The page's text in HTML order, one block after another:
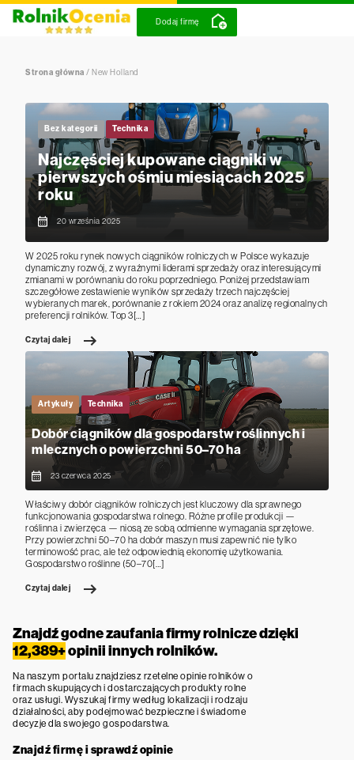
Dodaj firmę
Strona główna / New Holland
Bez kategorii Technika
Najczęściej kupowane ciągniki w
pierwszych ośmiu miesiącach 2025
roku
20 września 2025
W 2025 roku rynek nowych ciągników rolniczych w Polsce wykazuje
dynamiczny rozwój, z wyraźnymi liderami sprzedaży oraz interesującymi
zmianami w porównaniu do roku poprzedniego. Poniżej przedstawiam
szczegółowe zestawienie wyników sprzedaży trzech najczęściej
wybieranych marek, porównanie z rokiem 2024 oraz analizę regionalnych
preferencji rolników. Top 3[…]
Czytaj dalej
Artykuły Technika
Dobór ciągników dla gospodarstw roślinnych i
mlecznych o powierzchni 50–70 ha
23 czerwca 2025
Właściwy dobór ciągników rolniczych jest kluczowy dla sprawnego
funkcjonowania gospodarstwa rolnego. Różne profile produkcji —
roślinna i zwierzęca — niosą ze sobą odmienne wymagania sprzętowe.
Przy powierzchni 50–70 ha dobór maszyn musi zapewnić nie tylko
terminowość prac, ale też odpowiednią ekonomię użytkowania.
Gospodarstwo roślinne (50–70[…]
Czytaj dalej
Znajdź godne zaufania firmy rolnicze dzięki
12,389+opinii innych rolników.
Na naszym portalu znajdziesz rzetelne opinie rolników o
firmach skupujących i dostarczających produkty rolne
oraz usługi. Wyszukaj firmy według lokalizacji i rodzaju
działalności, aby podejmować bezpieczne i świadome
decyzje dla swojego gospodarstwa.
Znajdź firmę i sprawdź opinie